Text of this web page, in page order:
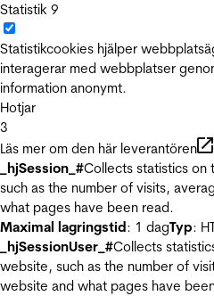
Statistik 9
Statistikcookies hjälper
interagerar med webbplatser
information anonymt.
Hotjar
3
Läs mer om den här leverantören
_hjSession_#Collects statistics on
such as the number of visits,
what pages have been read.
Maximal lagringstid: 1 dagTyp:
_hjSessionUser_#Collects
website, such as the number of
website and what pages have